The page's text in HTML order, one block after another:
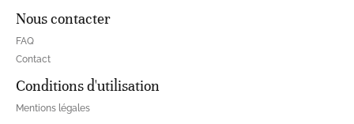
Nous contacter
FAQ
Contact
Conditions d'utilisation
Mentions légales